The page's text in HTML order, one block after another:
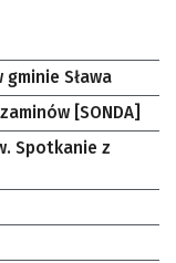
Sława
[SONDA]
Spotkanie z